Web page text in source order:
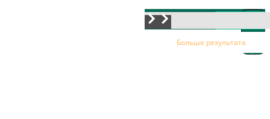
Искать
Больше результата